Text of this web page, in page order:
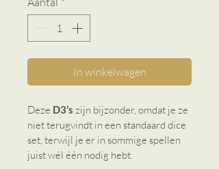
In winkelwagen
Deze D3’s zijn bijzonder, omdat je ze
niet terugvindt in een standaard dice
set, terwijl je er in sommige spellen
juist wél één nodig hebt.